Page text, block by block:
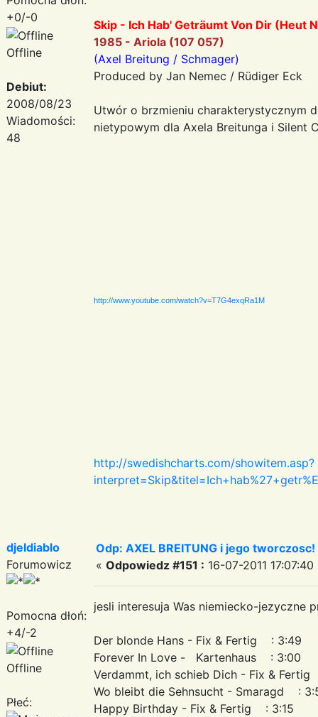
+0/-0
Offline
Debiut:
2008/08/23
Wiadomości:
48
Skip - Ich Hab' Geträumt Von Dir (Heut
1985 - Ariola (107 057)
(Axel Breitung / Schmager)
Produced by Jan Nemec / Rüdiger Eck
Utwór o brzmieniu charakterystycznym
nietypowym dla Axela Breitunga i Silent
http://www.youtube.com/watch?v=T7G4exqRa1M
http://swedishcharts.com/showitem.asp?
djeldiablo
Forumowicz
Pomocna dłoń:
+4/-2
Offline
Płeć:
Odp: AXEL BREITUNG i jego
« Odpowiedz #151 : 16-07-2011 17:07:40
jesli interesuja Was niemiecko-jezyczne
Der blonde Hans - Fix & Fertig : 3:49
Forever In Love - Kartenhaus : 3:00
Verdammt, ich schieb Dich - Fix &
Wo bleibt die Sehnsucht - Smaragd :
Happy Birthday - Fix & Fertig : 3:15